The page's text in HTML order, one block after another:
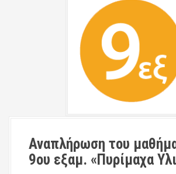
Αναπλήρωση του
9ου εξαμ. «Πυρίμαχα